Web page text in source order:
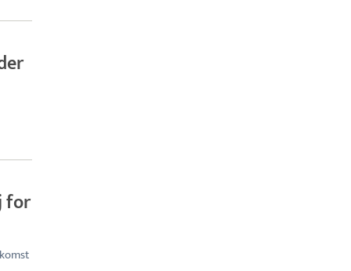
for